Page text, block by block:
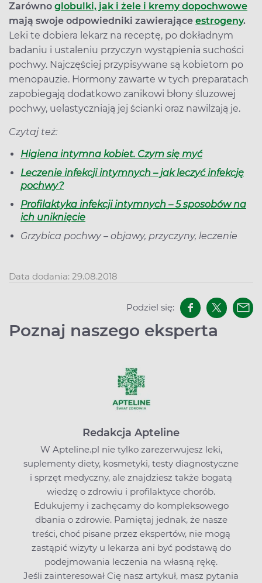
Zarówno globulki, jak i żele i kremy dopochwowe
mają swoje odpowiedniki zawierające estrogeny.
Leki te dobiera lekarz na receptę, po dokładnym
badaniu i ustaleniu przyczyn wystąpienia suchości
pochwy. Najczęściej przypisywane są kobietom po
menopauzie. Hormony zawarte w tych preparatach
zapobiegają dodatkowo zanikowi błony śluzowej
pochwy, uelastyczniają jej ścianki oraz nawilżają je.
Czytaj też:
Higiena intymna kobiet. Czym się myć
Leczenie infekcji intymnych – jak leczyć infekcję
pochwy?
Profilaktyka infekcji intymnych – 5 sposobów na
ich uniknięcie
Grzybica pochwy – objawy, przyczyny, leczenie
Data dodania: 29.08.2018
Podziel się:
Poznaj naszego eksperta
Redakcja Apteline
W Apteline.pl nie tylko zarezerwujesz leki,
suplementy diety, kosmetyki, testy diagnostyczne
i sprzęt medyczny, ale znajdziesz także bogatą
wiedzę o zdrowiu i profilaktyce chorób.
Edukujemy i zachęcamy do kompleksowego
dbania o zdrowie. Pamiętaj jednak, że nasze
treści, choć pisane przez ekspertów, nie mogą
zastąpić wizyty u lekarza ani być podstawą do
podejmowania leczenia na własną rękę.
Jeśli zainteresował Cię nasz artykuł, masz pytania